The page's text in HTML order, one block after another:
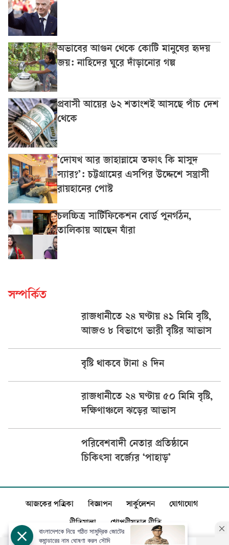
অভাবের আগুন থেকে কোটি মানুষের হৃদয়
জয়: নাহিদের ঘুরে দাঁড়ানোর গল্প
প্রবাসী আয়ের ৬২ শতাংশই আসছে পাঁচ দেশ
থেকে
‘দোযখ আর জাহান্নামে তফাৎ কি মাসুদ
স্যার?’: চট্টগ্রামের এসপির উদ্দেশে সন্ত্রাসী
রায়হানের পোস্ট
চলচ্চিত্র সার্টিফিকেশন বোর্ড পুনর্গঠন,
তালিকায় আছেন যাঁরা
সম্পর্কিত
রাজধানীতে ২৪ ঘণ্টায় ৪১ মিমি বৃষ্টি,
আজও ৮ বিভাগে ভারী বৃষ্টির আভাস
বৃষ্টি থাকবে টানা ৪ দিন
রাজধানীতে ২৪ ঘণ্টায় ৫০ মিমি বৃষ্টি,
দক্ষিণাঞ্চলে ঝড়ের আভাস
পরিবেশবাদী নেতার প্রতিষ্ঠানে
চিকিৎসা বর্জ্যের ‘পাহাড়’
আজকের পত্রিকা বিজ্ঞাপন সার্কুলেশন যোগাযোগ
নীতিমালা গোপনীয়তার নীতি
বাংলাদেশকে নিয়ে গঠিত সামুদ্রিক জোটের
কমান্ডারের নাম ঘোষণা করল সৌদি